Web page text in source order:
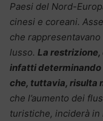
Paesi del Nord-
cinesi e coreani.
che
lusso. La restrizione,
infatti determinando
che, tuttavia, risulta
che l’aumento dei
turistiche, inciderà in